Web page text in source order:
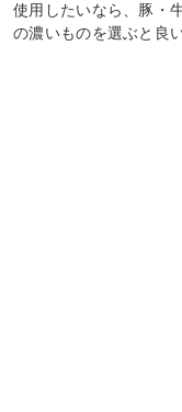
使用したいなら、豚・
の濃いものを選ぶと良